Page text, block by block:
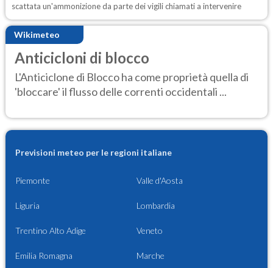
scattata un'ammonizione da parte dei vigili chiamati a intervenire
Wikimeteo
Anticicloni di blocco
L'Anticiclone di Blocco ha come proprietà quella di
'bloccare' il flusso delle correnti occidentali ...
Previsioni meteo per le regioni italiane
Piemonte Valle d'Aosta
Liguria Lombardia
Trentino Alto Adige Veneto
Emilia Romagna Marche